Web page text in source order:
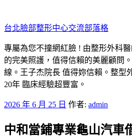
至
主
要
內
容
台北臉部整形中心交流部落格
專屬為您不撞網紅臉 ! 由整形外科
的完美照護，值得信賴的美麗顧問
線。王子杰院長 值得妳信賴。整型
20年 臨床經驗超豐富。
發
於
2026 年 6 月 25 日 作者: admin
中和當鋪專業龜山汽車